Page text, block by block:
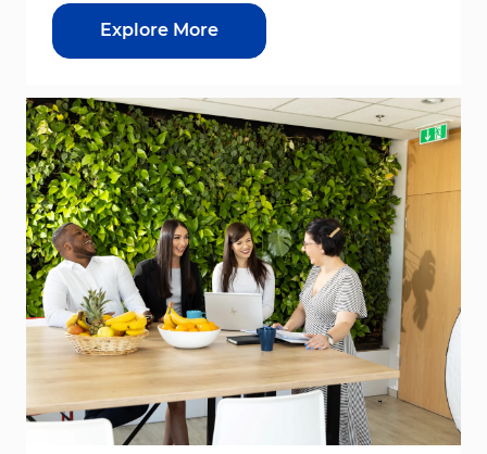
Explore More